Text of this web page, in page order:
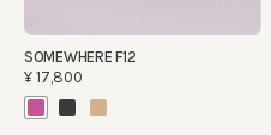
SOMEWHERE F12
¥17,800